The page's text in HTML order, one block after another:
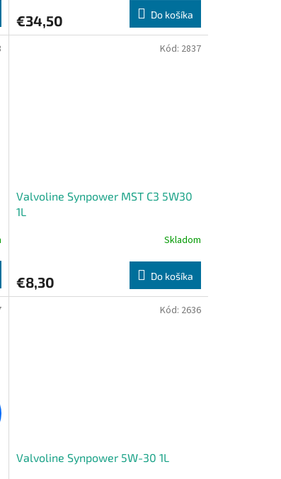
€34,50 Do košíka
Valvoline Synpower MST C3 5W30
1L
Skladom
€8,30 Do košíka
Kód: 2837
Valvoline Synpower 5W-30 1L
Kód: 2636